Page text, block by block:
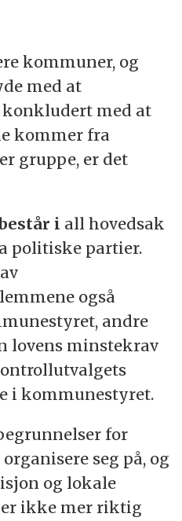
kommuner, og
med at
med at
kommer fra
gruppe, er det
i all hovedsak
politiske partier.
også
andre
lovens minstekrav
i kommunestyret.
for
seg på, og
og lokale
er ikke mer riktig